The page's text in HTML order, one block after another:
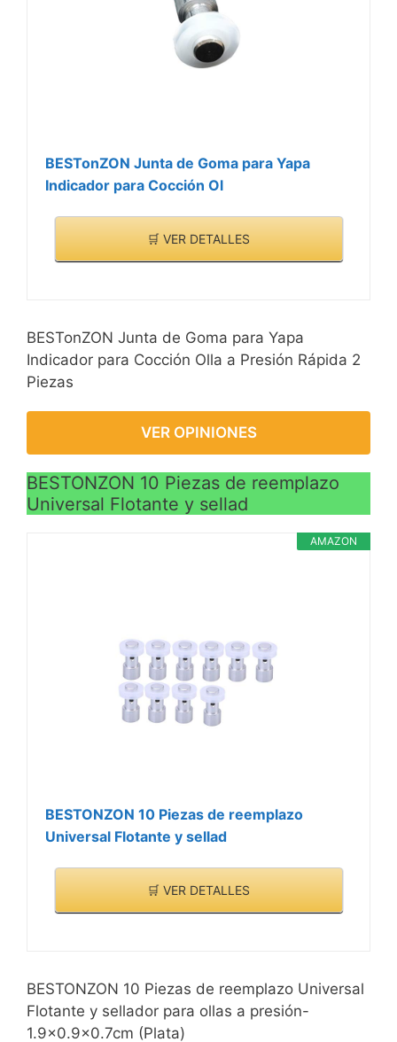
BESTonZON Junta de Goma para Yapa
Indicador para Cocción Ol
🛒 VER DETALLES
BESTonZON Junta de Goma para Yapa
Indicador para Cocción Olla a Presión Rápida 2
Piezas
VER OPINIONES
BESTONZON 10 Piezas de reemplazo
Universal Flotante y sellad
AMAZON
BESTONZON 10 Piezas de reemplazo
Universal Flotante y sellad
🛒 VER DETALLES
BESTONZON 10 Piezas de reemplazo Universal
Flotante y sellador para ollas a presión-
1.9x0.9x0.7cm (Plata)